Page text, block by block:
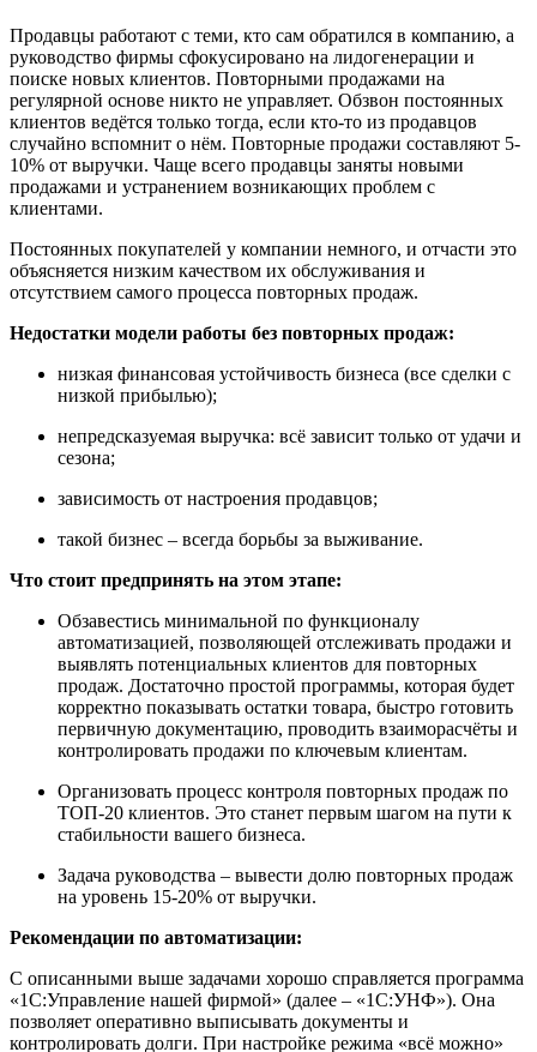
Продавцы работают с теми, кто сам обратился в компанию, а
руководство фирмы сфокусировано на лидогенерации и
поиске новых клиентов. Повторными продажами на
регулярной основе никто не управляет. Обзвон постоянных
клиентов ведётся только тогда, если кто-то из продавцов
случайно вспомнит о нём. Повторные продажи составляют 5-
10% от выручки. Чаще всего продавцы заняты новыми
продажами и устранением возникающих проблем с
клиентами.
Постоянных покупателей у компании немного, и отчасти это
объясняется низким качеством их обслуживания и
отсутствием самого процесса повторных продаж.
Недостатки модели работы без повторных продаж:
низкая финансовая устойчивость бизнеса (все сделки с
низкой прибылью);
непредсказуемая выручка: всё зависит только от удачи и
сезона;
зависимость от настроения продавцов;
такой бизнес – всегда борьбы за выживание.
Что стоит предпринять на этом этапе:
Обзавестись минимальной по функционалу
автоматизацией, позволяющей отслеживать продажи и
выявлять потенциальных клиентов для повторных
продаж. Достаточно простой программы, которая будет
корректно показывать остатки товара, быстро готовить
первичную документацию, проводить взаиморасчёты и
контролировать продажи по ключевым клиентам.
Организовать процесс контроля повторных продаж по
ТОП-20 клиентов. Это станет первым шагом на пути к
стабильности вашего бизнеса.
Задача руководства – вывести долю повторных продаж
на уровень 15-20% от выручки.
Рекомендации по автоматизации:
С описанными выше задачами хорошо справляется программа
«1С:Управление нашей фирмой» (далее – «1С:УНФ»). Она
позволяет оперативно выписывать документы и
контролировать долги. При настройке режима «всё можно»